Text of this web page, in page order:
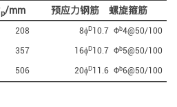
p/mm 预应力钢筋 螺旋箍筋
208 8ϕD10.7 Фb4@50/100
357 16ϕD10.7 Фb5@50/100
506 20ϕD11.6 Фb6@50/100